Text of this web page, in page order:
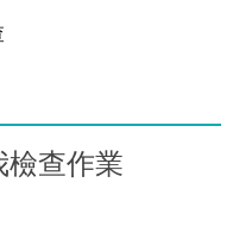
檢查作業